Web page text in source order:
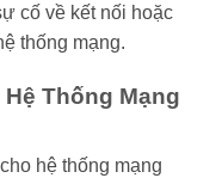
cố về kết nối hoặc
thống mạng.
Thống Mạng
hệ thống mạng